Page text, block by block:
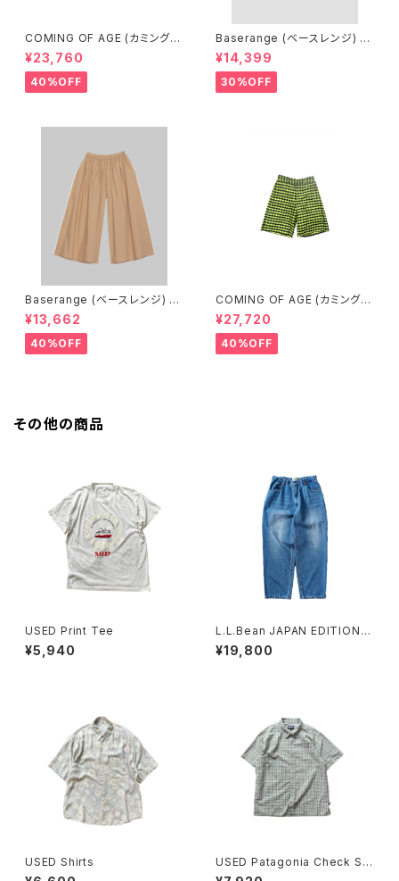
COMING OF AGE (カミングオ
ブエイジ) DRAWSTRING MID
I SKIRT（GINGHAM LIME/BL
ACK）
¥23,760
40%OFF
Baserange (ベースレンジ) PI
CTORIAL SKIRT (BLACK)
¥14,399
30%OFF
Baserange (ベースレンジ) C
ABLE PANTS (MARBLE BRO
WN)
¥13,662
40%OFF
COMING OF AGE (カミングオ
ブエイジ) FLARED SHORTS
（GINGHAM LIME/BLACK）
¥27,720
40%OFF
その他の商品
USED Print Tee
¥5,940
L.L.Bean JAPAN EDITION
(エルエルビーン ジャパンエディ
ション) Men's Dexter Comf
¥19,800
USED Shirts
USED Patagonia Check Shi
rts